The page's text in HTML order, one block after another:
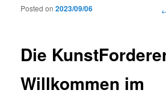
Die
Willkommen im
Posted on2023/09/06